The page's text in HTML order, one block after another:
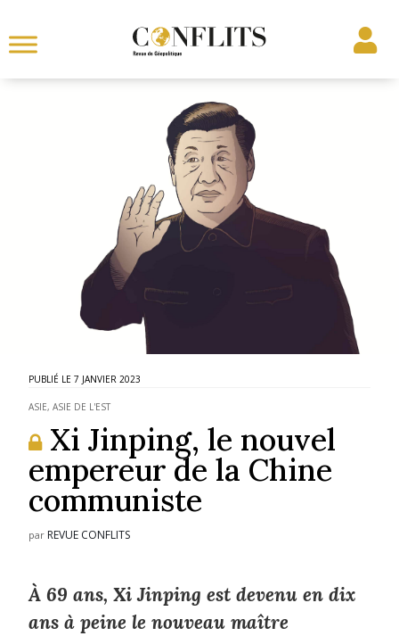
7 JANVIER 2023
ASIE,ASIE DE L'EST
Xi Jinping, le nouvel
empereur de la Chine
communiste
par REVUE CONFLITS
À 69 ans, Xi Jinping est devenu en dix
ans à peine le nouveau maître